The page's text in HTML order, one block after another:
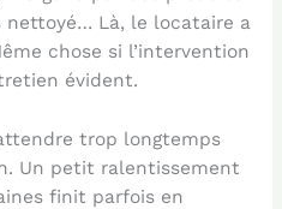
nettoyé… Là, le locataire a
chose si l’intervention
évident.
trop longtemps
Un petit ralentissement
finit parfois en